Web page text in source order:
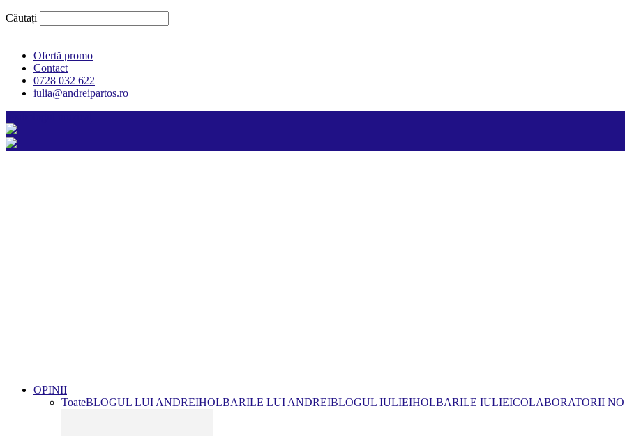
Căutați
Ofertă promo
Contact
0728 032 622
iulia@andreipartos.ro
OPINII
ToateBLOGUL LUI ANDREIHOLBARILE LUI ANDREIBLOGUL IULIEIHOLBARILE IULIEICOLABORATORII